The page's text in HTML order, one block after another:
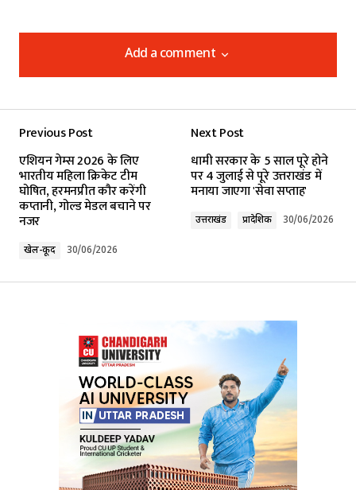
Add a comment
Add a comment
Required fields are marked*
Comment*
Your E-mail*
Submit Comment
Previous Post
एशियन गेम्स 2026 के लिए
भारतीय महिला क्रिकेट टीम
घोषित, हरमनप्रीत कौर करेंगी
कप्तानी, गोल्ड मेडल बचाने पर
नजर
खेल-कूद 30/06/2026
Next Post
धामी सरकार के 5 साल पूरे होने
पर 4 जुलाई से पूरे उत्तराखंड में
मनाया जाएगा 'सेवा सप्ताह'
उत्तराखंड प्रादेशिक 30/06/2026